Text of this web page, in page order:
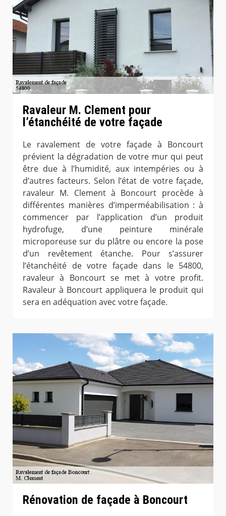
Ravaleur M. Clement pour
l’étanchéité de votre façade
Le ravalement de votre façade à Boncourt
prévient la dégradation de votre mur qui peut
être due à l’humidité, aux intempéries ou à
d’autres facteurs. Selon l’état de votre façade,
ravaleur M. Clement à Boncourt procède à
différentes manières d’imperméabilisation : à
commencer par l’application d’un produit
hydrofuge, d’une peinture minérale
microporeuse sur du plâtre ou encore la pose
d’un revêtement étanche. Pour s’assurer
l’étanchéité de votre façade dans le 54800,
ravaleur à Boncourt se met à votre profit.
Ravaleur à Boncourt appliquera le produit qui
sera en adéquation avec votre façade.
Rénovation de façade à Boncourt